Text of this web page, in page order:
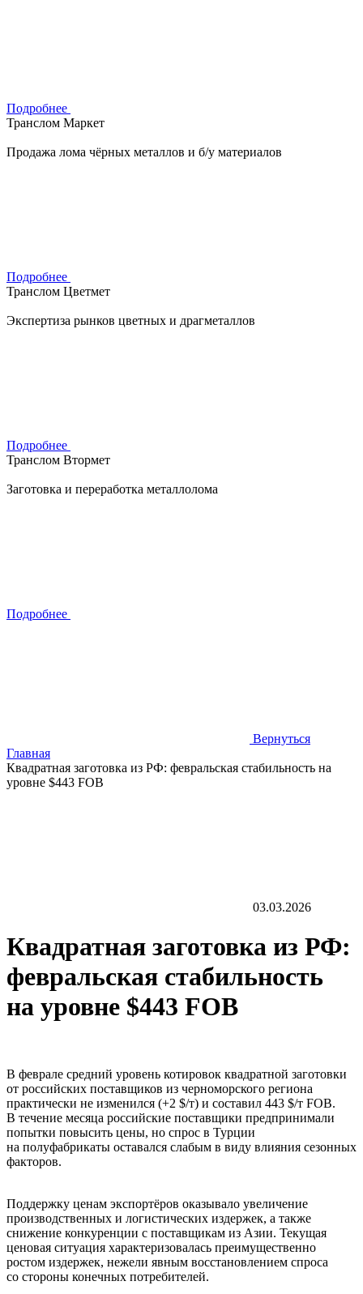
Подробнее
Транслом Маркет
Продажа лома чёрных металлов и б/у материалов
Подробнее
Транслом Цветмет
Экспертиза рынков цветных и драгметаллов
Подробнее
Транслом Втормет
Заготовка и переработка металлолома
Подробнее
Вернуться
Главная
Квадратная заготовка из РФ: февральская стабильность на
уровне $443 FOB
03.03.2026
Квадратная заготовка из РФ:
февральская стабильность
на уровне $443 FOB
В феврале средний уровень котировок квадратной заготовки
от российских поставщиков из черноморского региона
практически не изменился (+2 $/т) и составил 443 $/т FOB.
В течение месяца российские поставщики предпринимали
попытки повысить цены, но спрос в Турции
на полуфабрикаты оставался слабым в виду влияния сезонных
факторов.
Поддержку ценам экспортёров оказывало увеличение
производственных и логистических издержек, а также
снижение конкуренции с поставщикам из Азии. Текущая
ценовая ситуация характеризовалась преимущественно
ростом издержек, нежели явным восстановлением спроса
со стороны конечных потребителей.